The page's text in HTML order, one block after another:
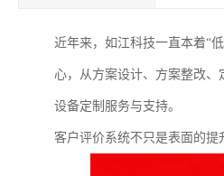
近年来，如江科技一直本着“
心，从方案设计、方案整改
设备定制服务与支持。
客户评价系统不只是表面的提